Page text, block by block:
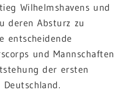
Wilhelmshavens und
deren Absturz zu
entscheidende
und Mannschaften
der ersten